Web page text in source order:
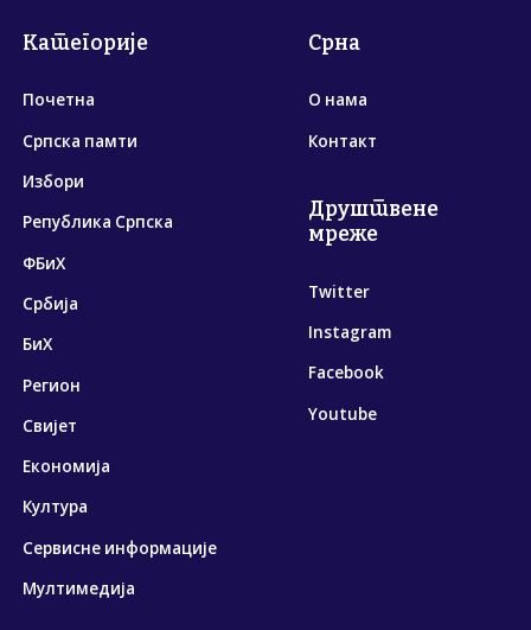
Категорије
Почетна
Српска памти
Избори
Република Српска
ФБиХ
Србија
БиХ
Регион
Свијет
Економија
Култура
Сервисне информације
Мултимедија
Срна
О нама
Контакт
Друштвене
мреже
Twitter
Instagram
Facebook
Youtube